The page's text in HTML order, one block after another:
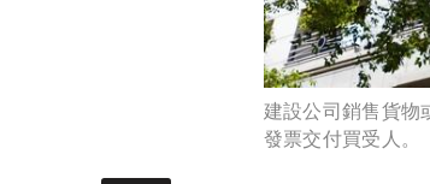
建設公司銷售貨物
發票交付買受人。